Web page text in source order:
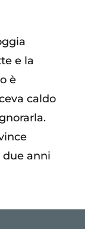
e la
è
caldo
due anni